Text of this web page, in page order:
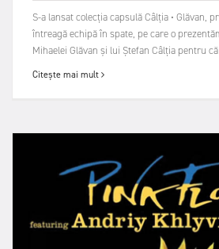
S-a lansat colecția capsulă Câlția • Glăvan,
întreagă echipă în spate, pe care o
Mihaelei Glăvan și lui Ștefan Câlția pentru
Citește mai mult